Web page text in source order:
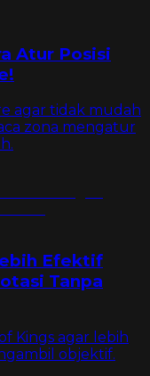
Atur Posisi
agar tidak mudah
zona mengatur
Efektif
Tanpa
Kings agar lebih
objektif.